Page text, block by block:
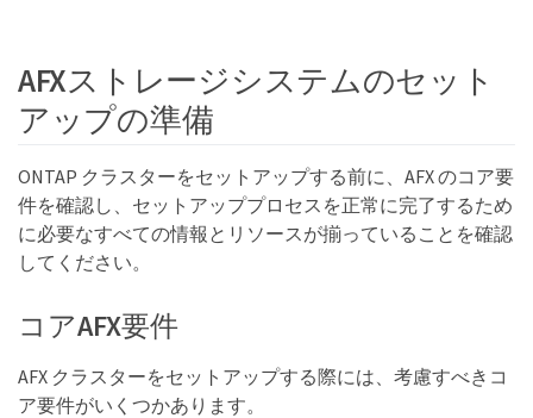
AFXストレージシステムのセット
アップの準備
ONTAP クラスターをセットアップする前に、AFX のコア要
件を確認し、セットアッププロセスを正常に完了するため
に必要なすべての情報とリソースが揃っていることを確認
してください。
コアAFX要件
AFX クラスターをセットアップする際には、考慮すべきコ
ア要件がいくつかあります。